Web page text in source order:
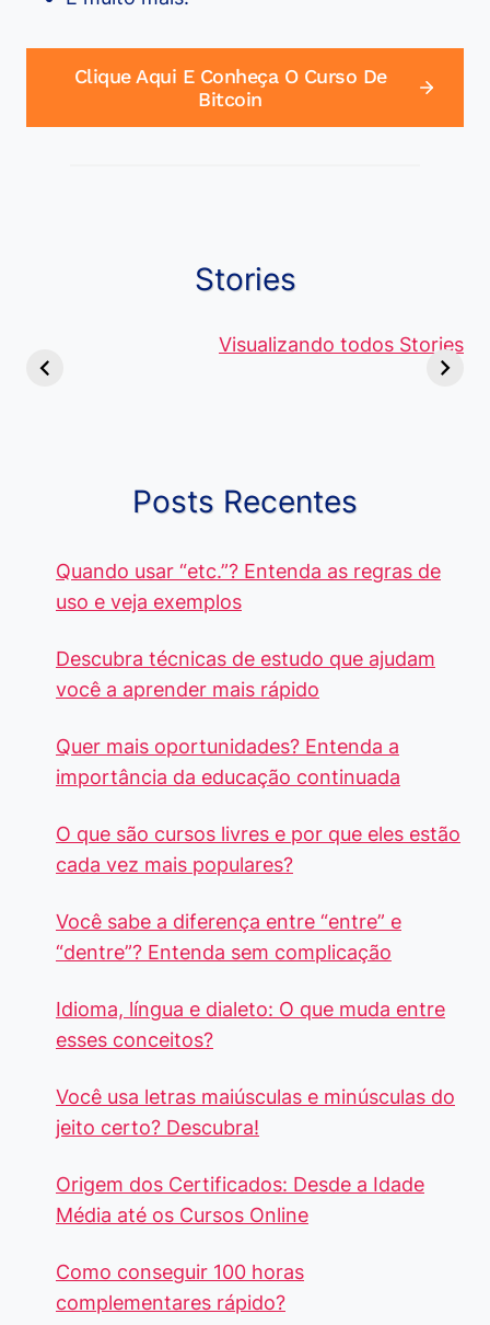
Clique Aqui E Conheça O Curso De
Bitcoin
Stories
Visualizando todos Stories
Diferença e
de 5 Centavos
Curso de
Pacote
Posts Recentes
Quando usar “etc.”? Entenda as regras de
uso e veja exemplos
Descubra técnicas de estudo que ajudam
você a aprender mais rápido
Quer mais oportunidades? Entenda a
importância da educação continuada
O que são cursos livres e por que eles estão
cada vez mais populares?
Você sabe a diferença entre “entre” e
“dentre”? Entenda sem complicação
Idioma, língua e dialeto: O que muda entre
esses conceitos?
Você usa letras maiúsculas e minúsculas do
jeito certo? Descubra!
Origem dos Certificados: Desde a Idade
Média até os Cursos Online
Como conseguir 100 horas
complementares rápido?